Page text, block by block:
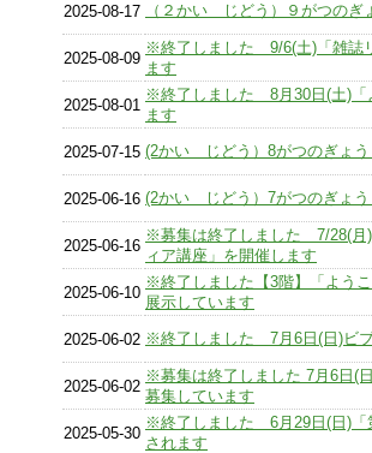
2025-08-17 （２かい じどう）９がつのぎ
2025-08-09
※終了しました 9/6(土)「雑誌
ます
2025-08-01
※終了しました 8月30日(土)「
ます
2025-07-15 (2かい じどう）8がつのぎょう
2025-06-16 (2かい じどう）7がつのぎょう
2025-06-16
※募集は終了しました 7/28(月)
ィア講座」を開催します
2025-06-10
※終了しました【3階】「よう
展示しています
2025-06-02 ※終了しました 7月6日(日)ビ
2025-06-02
※募集は終了しました 7月6日(
募集しています
2025-05-30
※終了しました 6月29日(日)「
されます